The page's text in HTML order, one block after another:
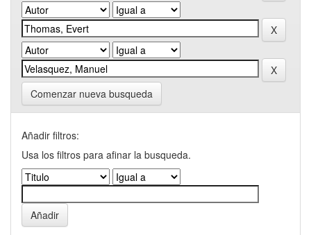
Comenzar nueva busqueda
Añadir filtros:
Usa los filtros para afinar la busqueda.